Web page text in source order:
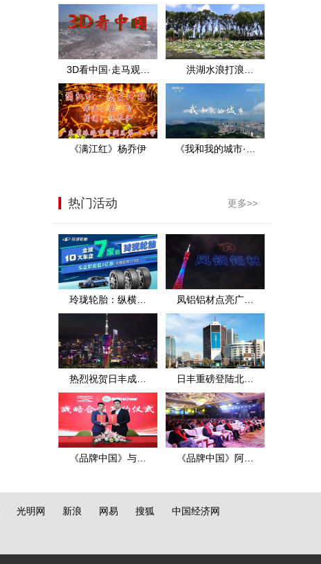
·3D·MTV·王玉珍·洪
湖实景
年中考数学试题分
析（上）
3D看中国·走马观花
看洪湖·2D
洪湖水浪打浪
·2D·MTV·王玉珍·洪
湖实景
《满江红》杨乔伊
《我和我的城市·珠
热门活动 更多>>
玲珑轮胎：纵横四
海
凤铝铝材点亮广州
地标
热烈祝贺日丰成立
25周年
日丰重磅登陆北京
京信大厦
《品牌中国》与氢
《品牌中国》阿米
光明网 新浪 网易 搜狐 中国经济网